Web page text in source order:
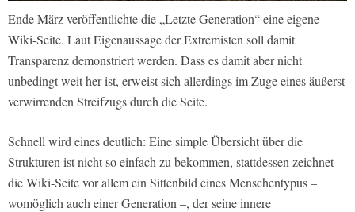
Ende März veröffentlichte die „Letzte Generation“ eine eigene
Wiki-Seite. Laut Eigenaussage der Extremisten soll damit
Transparenz demonstriert werden. Dass es damit aber nicht
unbedingt weit her ist, erweist sich allerdings im Zuge eines äußerst
verwirrenden Streifzugs durch die Seite.
Schnell wird eines deutlich: Eine simple Übersicht über die
Strukturen ist nicht so einfach zu bekommen, stattdessen zeichnet
die Wiki-Seite vor allem ein Sittenbild eines Menschentypus –
womöglich auch einer Generation –, der seine innere